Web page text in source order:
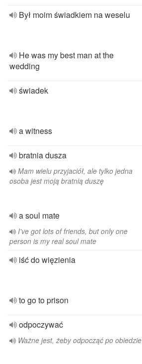
Był moim świadkiem na weselu
He was my best man at the
wedding
świadek
a witness
bratnia dusza
Mam wielu przyjaciół, ale tylko jedna
osoba jest moją bratnią duszę
a soul mate
I've got lots of friends, but only one
person is my real soul mate
iść do więzienia
to go to prison
odpoczywać
Ważne jest, żeby odpocząć po obiedzie